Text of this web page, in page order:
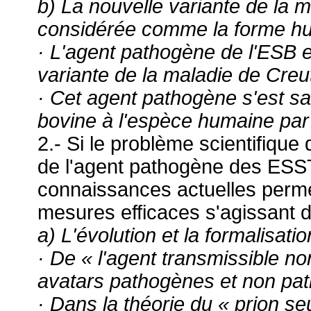
b) La nouvelle variante de la
considérée comme la forme
· L'agent pathogène de l'ESB
variante de la maladie de
· Cet agent pathogène s'est
bovine à l'espèce humaine
2.- Si le problème scientifique
de l'agent pathogène des
connaissances actuelles
mesures efficaces s'agissant
a) L'évolution et la
· De « l'agent transmissible
avatars pathogènes et non
· Dans la théorie du « prion